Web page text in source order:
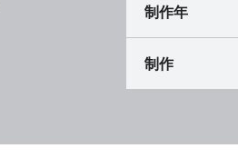
制作年
制作